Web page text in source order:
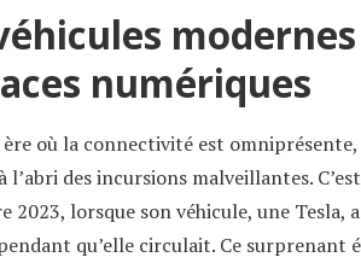
numériques
ère où la connectivité est
l’abri des incursions malveillantes.
2023, lorsque son véhicule, une Tesla,
qu’elle circulait. Ce surprenant